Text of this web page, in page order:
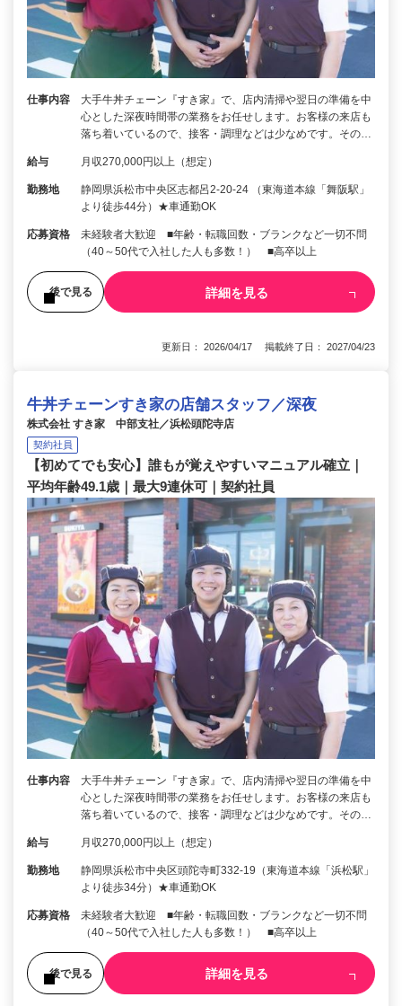
仕事内容
大手牛丼チェーン『すき家』で、店内清掃や翌日の準備を中
心とした深夜時間帯の業務をお任せします。お客様の来店も
落ち着いているので、接客・調理などは少なめです。その…
給与 月収270,000円以上（想定）
勤務地
静岡県浜松市中央区志都呂2-20-24 （東海道本線「舞阪駅」
より徒歩44分）★車通勤OK
応募資格
未経験者大歓迎 ■年齢・転職回数・ブランクなど一切不問
（40～50代で入社した人も多数！） ■高卒以上
後で見る 詳細を見る
更新日： 2026/04/17 掲載終了日： 2027/04/23
牛丼チェーンすき家の店舗スタッフ／深夜
株式会社 すき家 中部支社／浜松頭陀寺店
契約社員
【初めてでも安心】誰もが覚えやすいマニュアル確立｜
平均年齢49.1歳｜最大9連休可｜契約社員
仕事内容
大手牛丼チェーン『すき家』で、店内清掃や翌日の準備を中
心とした深夜時間帯の業務をお任せします。お客様の来店も
落ち着いているので、接客・調理などは少なめです。その…
給与 月収270,000円以上（想定）
勤務地
静岡県浜松市中央区頭陀寺町332-19（東海道本線「浜松駅」
より徒歩34分）★車通勤OK
応募資格
未経験者大歓迎 ■年齢・転職回数・ブランクなど一切不問
（40～50代で入社した人も多数！） ■高卒以上
後で見る 詳細を見る